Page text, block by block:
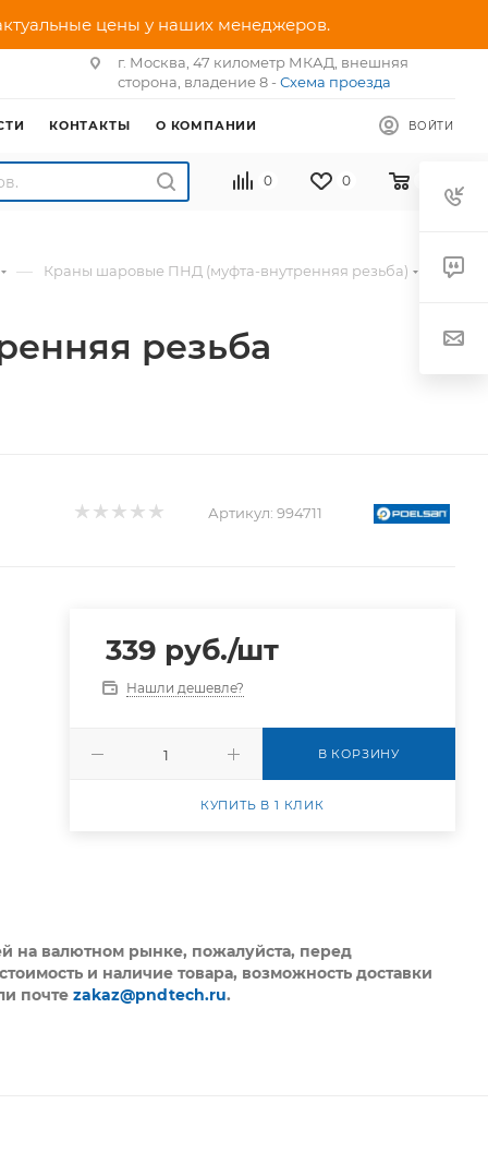
цены у наших менеджеров.
г. Москва, 47 километр МКАД, внешняя
сторона, владение 8 - Схема проезда
ВОЙТИ
КОНТАКТЫ О КОМПАНИИ
0 0
— Краны шаровые ПНД (муфта-внутренняя резьба) —
резьба
Артикул: 994711
339 руб./шт
Нашли дешевле?
В КОРЗИНУ
КУПИТЬ В 1 КЛИК
на валютном рынке, пожалуйста, перед
и наличие товара, возможность доставки
почтеzakaz@pndtech.ru.